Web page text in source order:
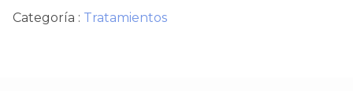
Categoría : Tratamientos